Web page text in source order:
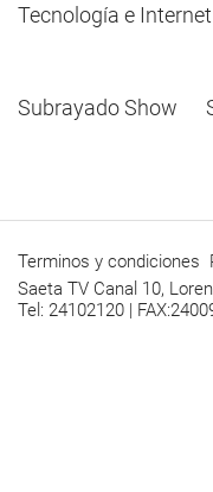
Tecnología e Internet
Subrayado Show
Terminos y condiciones
Saeta TV Canal 10,
Tel: 24102120 |